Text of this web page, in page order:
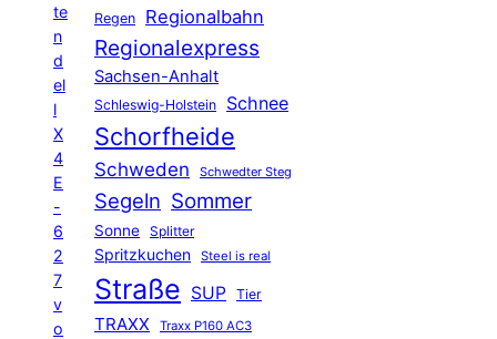
te
n
d
el
l
X
4
E
-
6
2
7
v
o
Regen Regionalbahn
Regionalexpress
Sachsen-Anhalt
Schleswig-Holstein Schnee
Schorfheide
Schweden Schwedter Steg
Segeln Sommer
Sonne Splitter
Spritzkuchen Steel is real
Straße SUP Tier
TRAXX Traxx P160 AC3